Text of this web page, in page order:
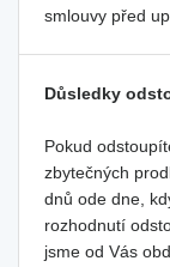
smlouvy před
Důsledky
Pokud
zbytečných
dnů ode dne,
rozhodnutí
jsme od Vás